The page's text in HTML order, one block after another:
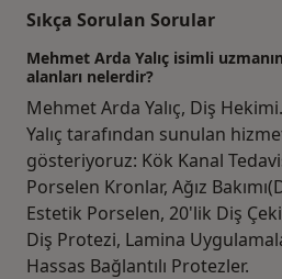
Sıkça Sorulan Sorular
Mehmet Arda Yalıç isimli
alanları nelerdir?
Mehmet Arda Yalıç, Diş
Yalıç tarafından sunulan
gösteriyoruz: Kök Kanal
Porselen Kronlar, Ağız
Estetik Porselen, 20'lik Diş
Diş Protezi, Lamina
Hassas Bağlantılı Protezler.